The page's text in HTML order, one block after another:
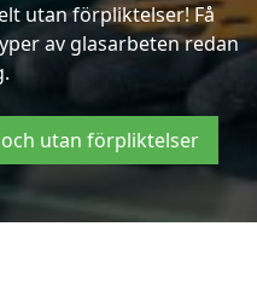
utan förpliktelser! Få
av glasarbeten redan
utan förpliktelser